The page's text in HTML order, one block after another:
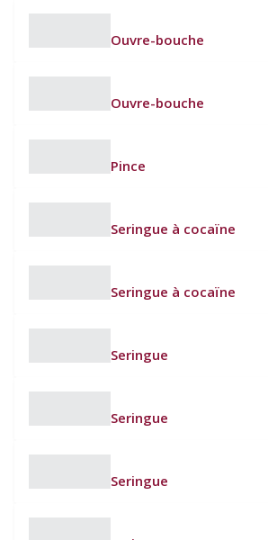
Ouvre-bouche
Ouvre-bouche
Pince
Seringue à cocaïne
Seringue à cocaïne
Seringue
Seringue
Seringue